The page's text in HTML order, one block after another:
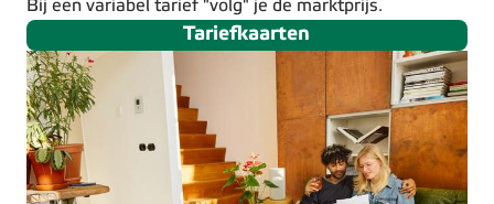
Bij een variabel tarief "volg" je de marktprijs.
Tariefkaarten